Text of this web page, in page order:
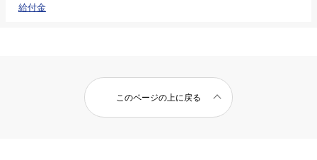
給付金
このページの上に戻る